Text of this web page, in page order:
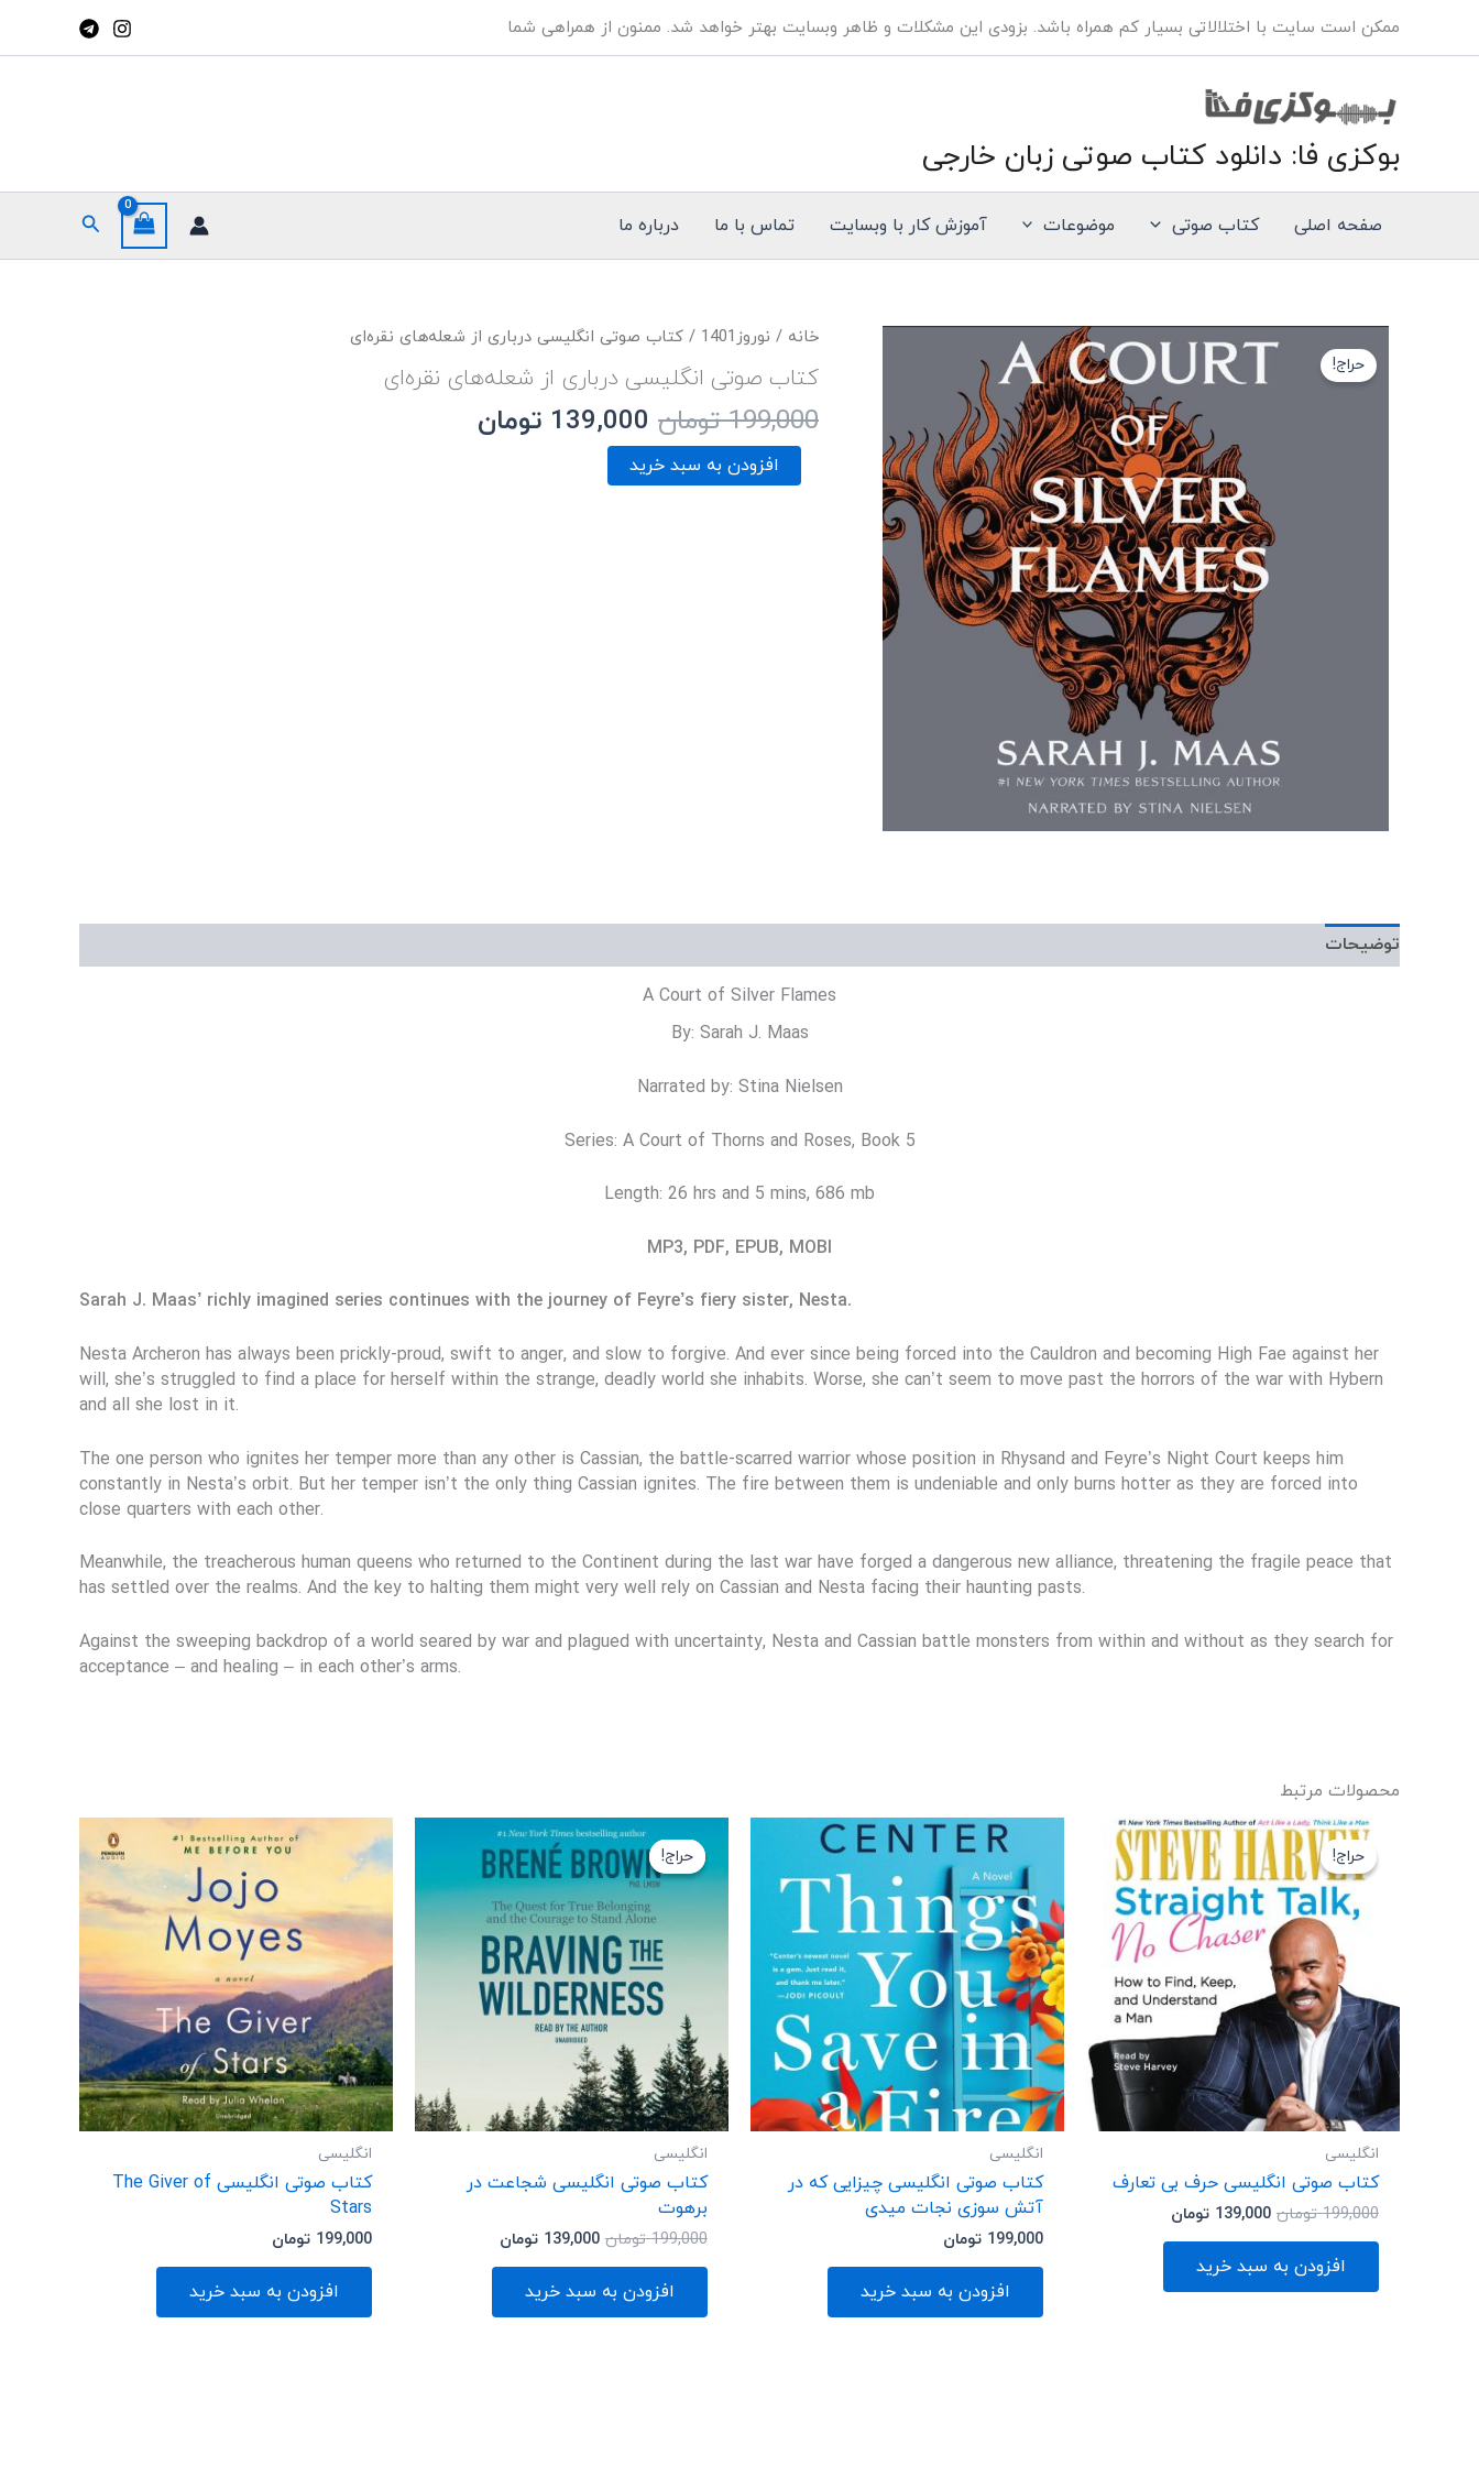
محتوا
ممکن است سایت با اختلالاتی بسیار کم همراه باشد. بزودی این مشکلات و ظاهر وبسایت بهتر خواهد شد. ممنون از همراهی شما
بوکزی فا: دانلود کتاب صوتی زبان خارجی
صفحه اصلی کتاب صوتی موضوعات آموزش کار با وبسایت تماس با ما درباره ما جستجو
حراج!
خانه / نوروز1401 / کتاب صوتی انگلیسی درباری از شعله‌های نقره‌ای
کتاب صوتی انگلیسی درباری از شعله‌های نقره‌ای
199,000 تومان
قیمت
اصلی
199,000 تومان
بود.
139,000 تومان
قیمت
فعلی
صوتی
انگلیسی
افزودن به سبد خرید
توضیحات
A Court of Silver Flames
By: Sarah J. Maas
Narrated by: Stina Nielsen
Series: A Court of Thorns and Roses, Book 5
Length: 26 hrs and 5 mins, 686 mb
MP3, PDF, EPUB, MOBI
Sarah J. Maas’ richly imagined series continues with the journey of Feyre’s fiery sister, Nesta.
Nesta Archeron has always been prickly-proud, swift to anger, and slow to forgive. And ever since being forced into the Cauldron and becoming High Fae against her
will, she’s struggled to find a place for herself within the strange, deadly world she inhabits. Worse, she can’t seem to move past the horrors of the war with Hybern
and all she lost in it.
The one person who ignites her temper more than any other is Cassian, the battle-scarred warrior whose position in Rhysand and Feyre’s Night Court keeps him
constantly in Nesta’s orbit. But her temper isn’t the only thing Cassian ignites. The fire between them is undeniable and only burns hotter as they are forced into
close quarters with each other.
Meanwhile, the treacherous human queens who returned to the Continent during the last war have forged a dangerous new alliance, threatening the fragile peace that
has settled over the realms. And the key to halting them might very well rely on Cassian and Nesta facing their haunting pasts.
Against the sweeping backdrop of a world seared by war and plagued with uncertainty, Nesta and Cassian battle monsters from within and without as they search for
acceptance – and healing – in each other’s arms.
محصولات مرتبط
حراج!
حراج!
انگلیسی
کتاب صوتی انگلیسی حرف بی تعارف
199,000 تومان
قیمت
اصلی
199,000 تومان
بود.
139,000 تومان
قیمت
فعلی
139,000 تومان
است.
افزودن به سبد خرید
انگلیسی
کتاب صوتی انگلیسی چیزایی که در
آتش سوزی نجات میدی
199,000 تومان
افزودن به سبد خرید
حراج!
حراج!
انگلیسی
کتاب صوتی انگلیسی شجاعت در
برهوت
199,000 تومان
قیمت
اصلی
199,000 تومان
بود.
139,000 تومان
قیمت
فعلی
است.
افزودن به سبد خرید
انگلیسی
کتاب صوتی انگلیسی The Giver of
Stars
199,000 تومان
افزودن به سبد خرید